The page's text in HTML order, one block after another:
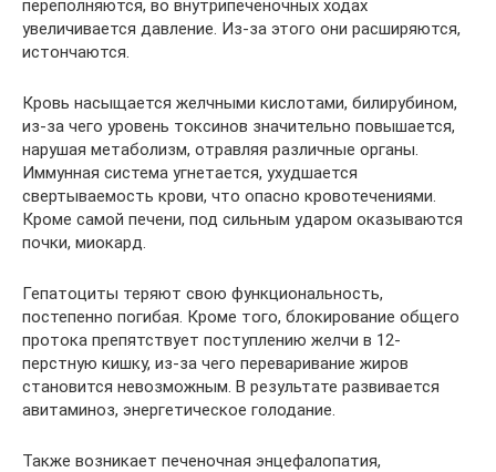
переполняются, во внутрипеченочных ходах
увеличивается давление. Из-за этого они расширяются,
истончаются.
Кровь насыщается желчными кислотами, билирубином,
из-за чего уровень токсинов значительно повышается,
нарушая метаболизм, отравляя различные органы.
Иммунная система угнетается, ухудшается
свертываемость крови, что опасно кровотечениями.
Кроме самой печени, под сильным ударом оказываются
почки, миокард.
Гепатоциты теряют свою функциональность,
постепенно погибая. Кроме того, блокирование общего
протока препятствует поступлению желчи в 12-
перстную кишку, из-за чего переваривание жиров
становится невозможным. В результате развивается
авитаминоз, энергетическое голодание.
Также возникает печеночная энцефалопатия,